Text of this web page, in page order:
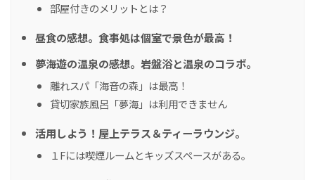
部屋付きのメリットとは？
昼食の感想。食事処は個室で景色が最高！
夢海遊の温泉の感想。岩盤浴と温泉のコラボ。
離れスパ「海音の森」は最高！
貸切家族風呂「夢海」は利用できません
活用しよう！屋上テラス＆ティーラウンジ。
１Fには喫煙ルームとキッズスペースがある。